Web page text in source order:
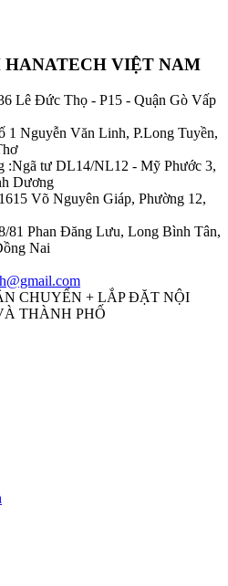
HANATECH VIỆT NAM
Lê Đức Thọ - P15 - Quận Gò Vấp
1 Nguyễn Văn Linh, P.Long Tuyền,
:Ngã tư DL14/NL12 - Mỹ Phước 3,
Dương
Võ Nguyên Giáp, Phường 12,
81 Phan Đăng Lưu, Long Bình Tân,
Nai
CHUYỂN + LẮP ĐẶT NỘI
THÀNH PHỐ